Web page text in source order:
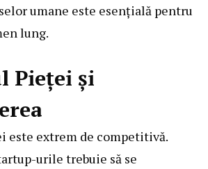
umane este esențială pentru
lung.
Pieței și
este extrem de competitivă.
urile trebuie să se